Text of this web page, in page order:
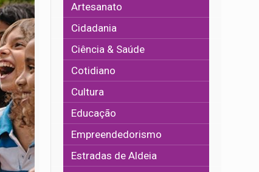
Artesanato
Cidadania
Ciência & Saúde
Cotidiano
Cultura
Educação
Empreendedorismo
Estradas de Aldeia